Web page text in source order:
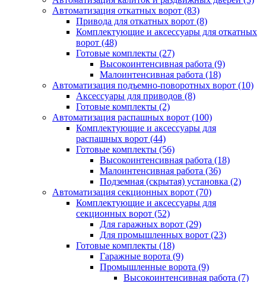
Автоматизация откатных ворот (83)
Привода для откатных ворот (8)
Комплектующие и аксессуары для откатных
ворот (48)
Готовые комплекты (27)
Высокоинтенсивная работа (9)
Малоинтенсивная работа (18)
Автоматизация подъемно-поворотных ворот (10)
Аксессуары для приводов (8)
Готовые комплекты (2)
Автоматизация распашных ворот (100)
Комплектующие и аксессуары для
распашных ворот (44)
Готовые комплекты (56)
Высокоинтенсивная работа (18)
Малоинтенсивная работа (36)
Подземная (скрытая) установка (2)
Автоматизация секционных ворот (70)
Комплектующие и аксессуары для
секционных ворот (52)
Для гаражных ворот (29)
Для промышленных ворот (23)
Готовые комплекты (18)
Гаражные ворота (9)
Промышленные ворота (9)
Высокоинтенсивная работа (7)